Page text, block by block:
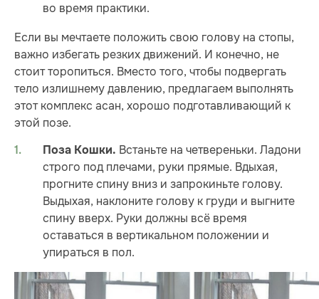
во время практики.
Если вы мечтаете положить свою голову на стопы,
важно избегать резких движений. И конечно, не
стоит торопиться. Вместо того, чтобы подвергать
тело излишнему давлению, предлагаем выполнять
этот комплекс асан, хорошо подготавливающий к
этой позе.
Поза Кошки. Встаньте на четвереньки. Ладони
строго под плечами, руки прямые. Вдыхая,
прогните спину вниз и запрокиньте голову.
Выдыхая, наклоните голову к груди и выгните
спину вверх. Руки должны всё время
оставаться в вертикальном положении и
упираться в пол.